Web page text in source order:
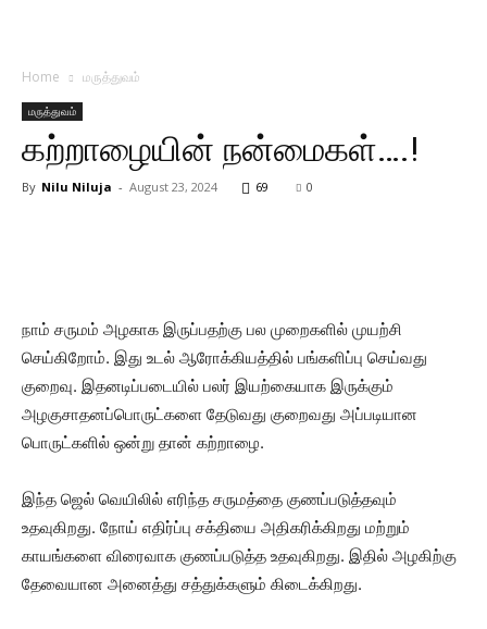
Home மருத்துவம்
மருத்துவம்
கற்றாழையின் நன்மைகள்….!
By Nilu Niluja - August 23, 2024 69 0
நாம் சருமம் அழகாக இருப்பதற்கு பல முறைகளில் முயற்சி
செய்கிறோம். இது உடல் ஆரோக்கியத்தில் பங்களிப்பு செய்வது
குறைவு. இதனடிப்படையில் பலர் இயற்கையாக இருக்கும்
அழகுசாதனப்பொருட்களை தேடுவது குறைவது அப்படியான
பொருட்களில் ஒன்று தான் கற்றாழை.
இந்த ஜெல் வெயிலில் எரிந்த சருமத்தை குணப்படுத்தவும்
உதவுகிறது. நோய் எதிர்ப்பு சக்தியை அதிகரிக்கிறது மற்றும்
காயங்களை விரைவாக குணப்படுத்த உதவுகிறது. இதில் அழகிற்கு
தேவையான அனைத்து சத்துக்களும் கிடைக்கிறது.